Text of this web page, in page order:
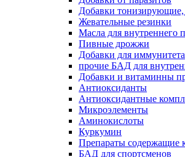
Добавки
Жевательные резинки
Масла для внутреннего
Пивные дрожжи
Добавки для иммунитета
прочие БАД для
Добавки и витаминны
Антиоксиданты
Антиоксидантные
Микроэлементы
Аминокислоты
Куркумин
Препараты содержащие
БАД для спортсменов